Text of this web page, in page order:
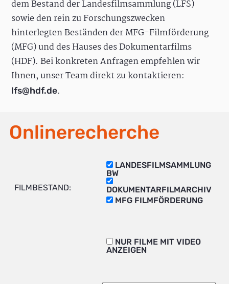
dem Bestand der Landesfilmsammlung (LFS)
sowie den rein zu Forschungszwecken
hinterlegten Beständen der MFG-Filmförderung
(MFG) und des Hauses des Dokumentarfilms
(HDF). Bei konkreten Anfragen empfehlen wir
Ihnen, unser Team direkt zu kontaktieren:
lfs@hdf.de.
Onlinerecherche
FILMBESTAND:
LANDESFILMSAMMLUNG
BW
DOKUMENTARFILMARCHIV
MFG FILMFÖRDERUNG
NUR FILME MIT VIDEO
ANZEIGEN